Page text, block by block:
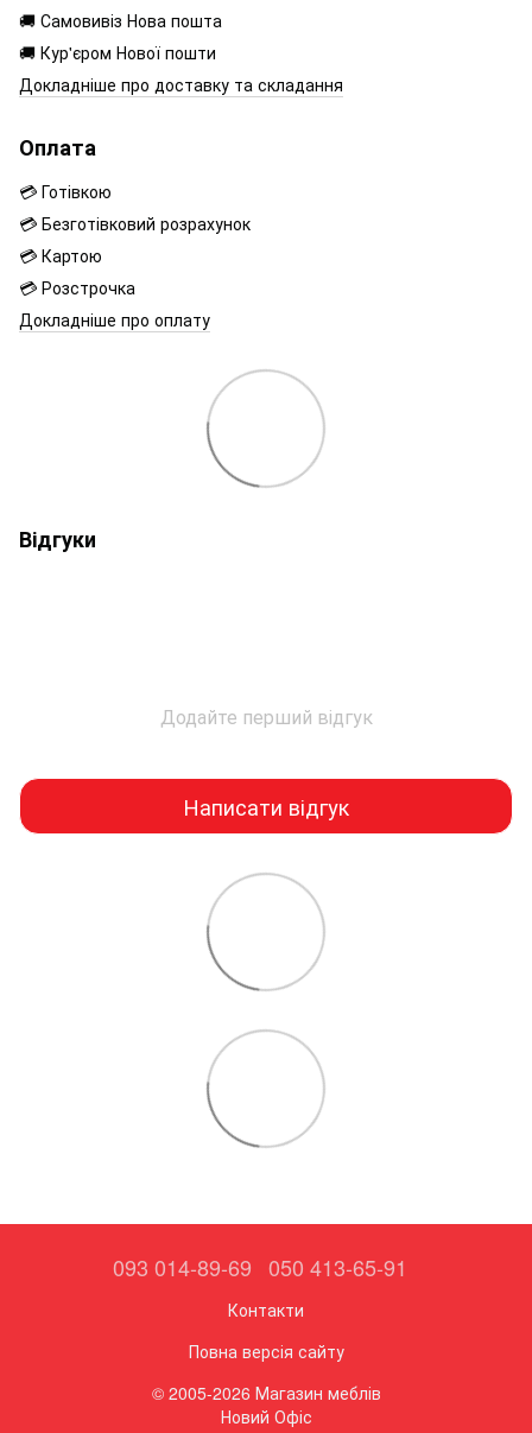
🚚 Самовивіз Нова пошта
🚚 Кур'єром Нової пошти
Докладніше про доставку та складання
Оплата
💳 Готівкою
💳 Безготівковий розрахунок
💳 Картою
💳 Розстрочка
Докладніше про оплату
Відгуки
Додайте перший відгук
Написати відгук
093 014-89-69 050 413-65-91
Контакти
Повна версія сайту
© 2005-2026 Магазин меблів
Новий Офіс